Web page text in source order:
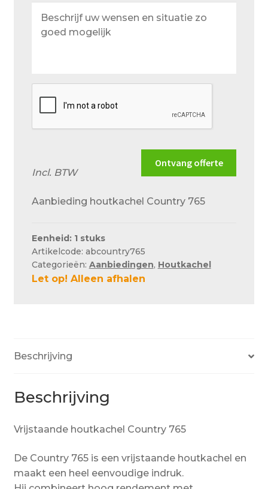
uw
wensen
Ontvang offerte
Incl. BTW
Aanbieding houtkachel Country 765
Eenheid: 1 stuks
Artikelcode: abcountry765
Categorieën: Aanbiedingen, Houtkachel
Let op! Alleen afhalen
Beschrijving
Beschrijving
Vrijstaande houtkachel Country 765
De Country 765 is een vrijstaande houtkachel en
maakt een heel eenvoudige indruk.